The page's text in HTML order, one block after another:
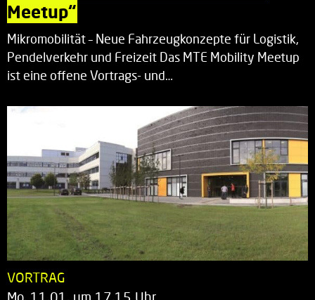
Meetup“
Mikromobilität – Neue Fahrzeugkonzepte für Logistik,
Pendelverkehr und Freizeit Das MTE Mobility Meetup
ist eine offene Vortrags- und…
VORTRAG
Mo. 11.01. um 17.15 Uhr